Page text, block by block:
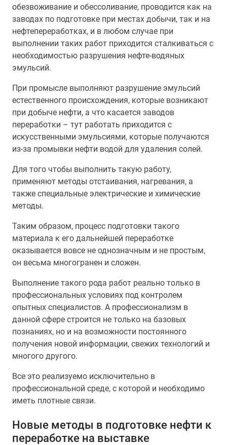
обезвоживание и обессоливание, проводится как на
заводах по подготовке при местах добычи, так и на
нефтепереработках, и в любом случае при
выполнении таких работ приходится сталкиваться с
необходимостью разрушения нефте-водяных
эмульсий.
При промысле выполняют разрушение эмульсий
естественного происхождения, которые возникают
при добыче нефти, а что касается заводов
переработки – тут работать приходится с
искусственными эмульсиями, которые получаются
из-за промывки нефти водой для удаления солей.
Для того чтобы выполнить такую работу,
применяют методы отстаивания, нагревания, а
также специальные электрические и химические
методы.
Таким образом, процесс подготовки такого
материала к его дальнейшей переработке
оказывается вовсе не однозначным и не простым,
он весьма многогранен и сложен.
Выполнение такого рода работ реально только в
профессиональных условиях под контролем
опытных специалистов. А профессионализм в
данной сфере строится не только на базовых
познаниях, но и на возможности постоянного
получения новой информации, свежих технологий и
многого другого.
Все это реализуемо исключительно в
профессиональной среде, с которой и необходимо
иметь плотные связи.
Новые методы в подготовке нефти к
переработке на выставке